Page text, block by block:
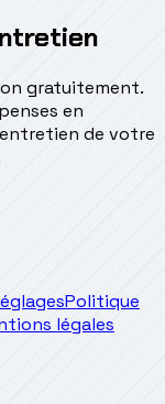
gratuitement.
en
de votre
Politique
légales